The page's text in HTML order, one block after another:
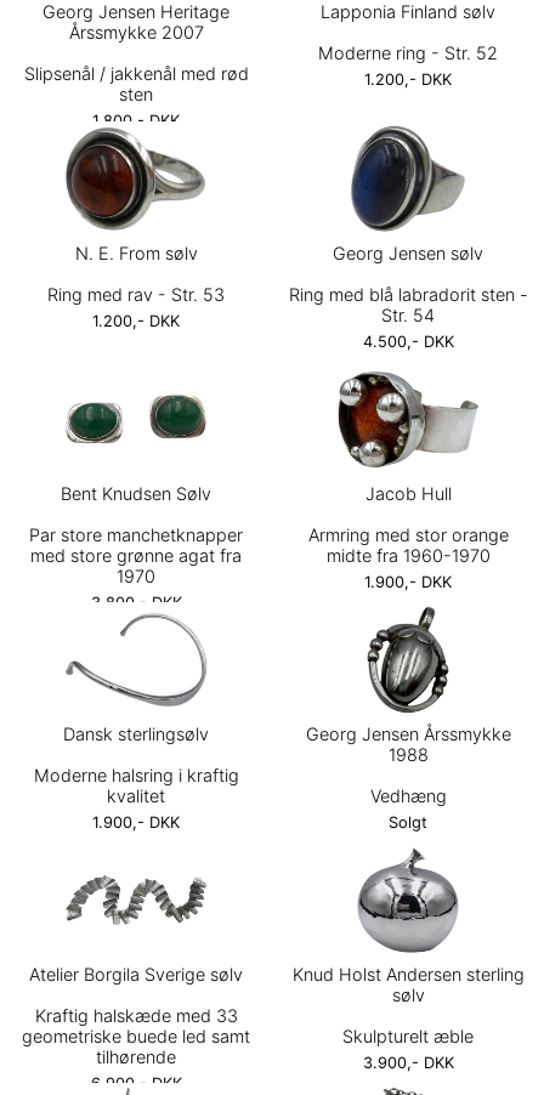
Georg Jensen Heritage
Årssmykke 2007
Slipsenål / jakkenål med rød
sten
1.800,- DKK
Lapponia Finland sølv
Moderne ring - Str. 52
1.200,- DKK
N. E. From sølv
Ring med rav - Str. 53
1.200,- DKK
Georg Jensen sølv
Ring med blå labradorit sten -
Str. 54
4.500,- DKK
Bent Knudsen Sølv
Par store manchetknapper
med store grønne agat fra
1970
3.800,- DKK
Jacob Hull
Armring med stor orange
midte fra 1960-1970
1.900,- DKK
Dansk sterlingsølv
Moderne halsring i kraftig
kvalitet
1.900,- DKK
Georg Jensen Årssmykke
1988
Vedhæng
Solgt
Atelier Borgila Sverige sølv
Kraftig halskæde med 33
geometriske buede led samt
tilhørende
6.900,- DKK
Knud Holst Andersen sterling
sølv
Skulpturelt æble
3.900,- DKK